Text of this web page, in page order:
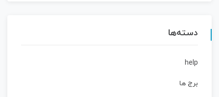
دسته‌ها
help
برج ها